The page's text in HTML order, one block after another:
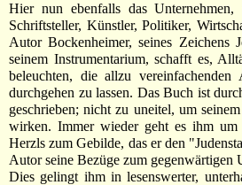
Hier nun ebenfalls das
Schriftsteller, Künstler, Politiker,
Autor Bockenheimer, seines
seinem Instrumentarium, schafft es,
beleuchten, die allzu vereinfachenden
durchgehen zu lassen. Das Buch ist
geschrieben; nicht zu uneitel, um
wirken. Immer wieder geht es ihm um
Herzls zum Gebilde, das er den
Autor seine Bezüge zum gegenwärtigen
Dies gelingt ihm in lesenswerter,